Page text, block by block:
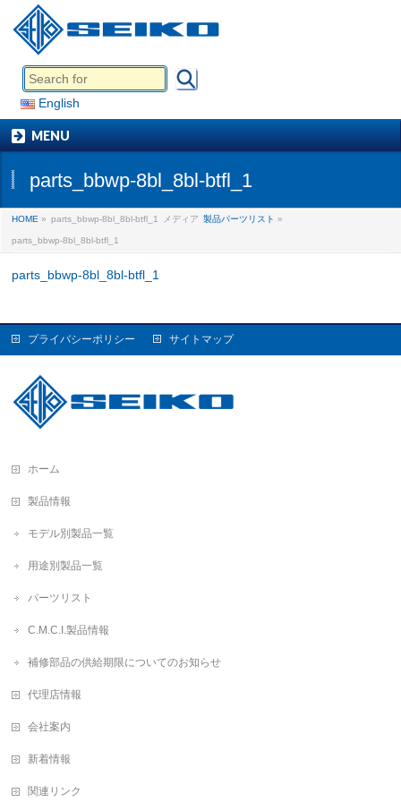
English
MENU
parts_bbwp-8bl_8bl-btfl_1
HOME » parts_bbwp-8bl_8bl-btfl_1 メディア 製品パーツリスト »
parts_bbwp-8bl_8bl-btfl_1
parts_bbwp-8bl_8bl-btfl_1
プライバシーポリシー サイトマップ
ホーム
製品情報
モデル別製品一覧
用途別製品一覧
パーツリスト
C.M.C.I.製品情報
補修部品の供給期限についてのお知らせ
代理店情報
会社案内
新着情報
関連リンク